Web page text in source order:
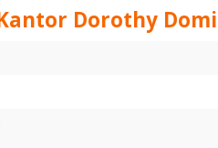
Dorothy